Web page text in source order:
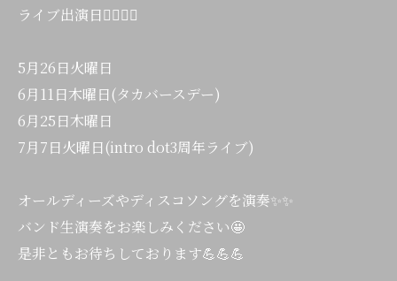
ライブ出演日💁‍♂️💁‍♂️
5月26日火曜日
6月11日木曜日(タカバースデー)
6月25日木曜日
7月7日火曜日(intro dot3周年ライブ)
オールディーズやディスコソングを演奏✨✨
バンド生演奏をお楽しみください🤩
是非ともお待ちしております💪💪💪